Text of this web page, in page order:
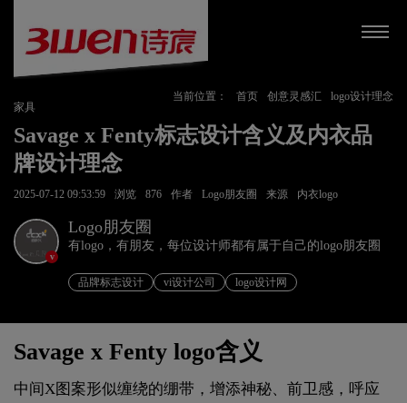
当前位置： 首页 创意灵感汇
logo设计理念
家具
Savage x Fenty标志设计含义及内衣品
牌设计理念
2025-07-12 09:53:59 浏览 876 作者 Logo朋友圈 来源 内衣logo
v
Logo朋友圈
有logo，有朋友，每位设计师都有属于自己的logo朋友圈
品牌标志设计 vi设计公司 logo设计网
Savage x Fenty logo含义
中间X图案形似缠绕的绷带，增添神秘、前卫感，呼应